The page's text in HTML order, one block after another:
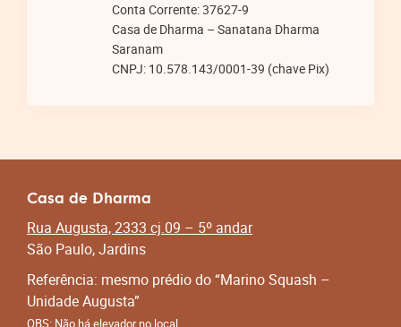
Conta Corrente: 37627-9
Casa de Dharma – Sanatana Dharma
Saranam
CNPJ: 10.578.143/0001-39 (chave Pix)
Casa de Dharma
Rua Augusta, 2333 cj.09 – 5º andar
São Paulo, Jardins
Referência: mesmo prédio do “Marino Squash –
Unidade Augusta”
OBS: Não há elevador no local